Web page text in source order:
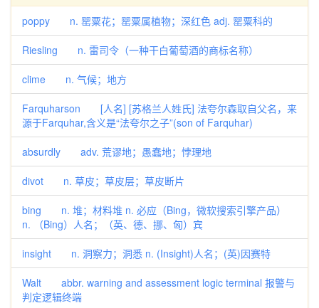
poppy n. 罂粟花；罂粟属植物；深红色 adj. 罂粟科的
Riesling n. 雷司令（一种干白葡萄酒的商标名称）
clime n. 气候；地方
Farquharson [人名] [苏格兰人姓氏] 法夸尔森取自父名，来
源于Farquhar,含义是“法夸尔之子”(son of Farquhar)
absurdly adv. 荒谬地；愚蠢地；悖理地
divot n. 草皮；草皮层；草皮断片
bing n. 堆；材料堆 n. 必应（Bing，微软搜索引擎产品）
n. （Bing）人名；（英、德、挪、匈）宾
insight n. 洞察力；洞悉 n. (Insight)人名；(英)因赛特
Walt abbr. warning and assessment logic terminal 报警与
判定逻辑终端